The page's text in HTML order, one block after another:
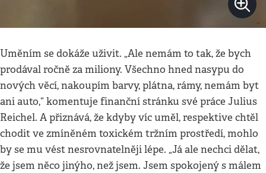
Uměním se dokáže uživit. „Ale nemám to tak, že bych
prodával ročně za miliony. Všechno hned nasypu do
nových věcí, nakoupím barvy, plátna, rámy, nemám byt
ani auto,“ komentuje finanční stránku své práce Julius
Reichel. A přiznává, že kdyby víc uměl, respektive chtěl
chodit ve zmíněném toxickém tržním prostředí, mohlo
by se mu vést nesrovnatelněji lépe. „Já ale nechci dělat,
že jsem něco jinýho, než jsem. Jsem spokojený s málem